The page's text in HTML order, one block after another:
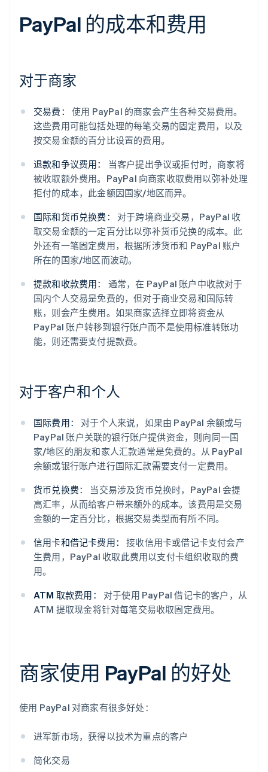
PayPal 的成本和费用
对于商家
交易费：
使用 PayPal 的商家会产生各种交易费用。
这些费用可能包括处理的每笔交易的固定费用，以及
按交易金额的百分比设置的费用。
退款和争议费用：
当客户提出争议或拒付时，商家将
被收取额外费用。PayPal 向商家收取费用以弥补处理
拒付的成本，此金额因国家/地区而异。
国际和货币兑换费：
对于跨境商业交易，PayPal 收
取交易金额的一定百分比以弥补货币兑换的成本。此
外还有一笔固定费用，根据所涉货币和 PayPal 账户
所在的国家/地区而波动。
提款和收款费用：
通常，在 PayPal 账户中收款对于
国内个人交易是免费的，但对于商业交易和国际转
账，则会产生费用。如果商家选择立即将资金从
PayPal 账户转移到银行账户而不是使用标准转账功
能，则还需要支付提款费。
对于客户和个人
国际费用：
对于个人来说，如果由 PayPal 余额或与
PayPal 账户关联的银行账户提供资金，则向同一国
家/地区的朋友和家人汇款通常是免费的。从 PayPal
余额或银行账户进行国际汇款需要支付一定费用。
货币兑换费：
当交易涉及货币兑换时，PayPal 会提
高汇率，从而给客户带来额外的成本。该费用是交易
金额的一定百分比，根据交易类型而有所不同。
信用卡和借记卡费用：
接收信用卡或借记卡支付会产
生费用，PayPal 收取此费用以支付卡组织收取的费
用。
ATM 取款费用：
对于使用 PayPal 借记卡的客户，从
ATM 提取现金将针对每笔交易收取固定费用。
商家使用 PayPal 的好处
使用 PayPal 对商家有很多好处：
进军新市场，获得以技术为重点的客户
简化交易